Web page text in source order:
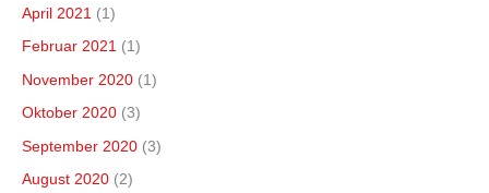
April 2021 (1)
Februar 2021 (1)
November 2020 (1)
Oktober 2020 (3)
September 2020 (3)
August 2020 (2)